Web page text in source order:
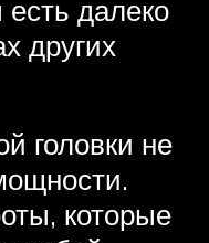
далеко
других
головки не
которые